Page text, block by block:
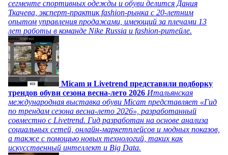
сегменте спортивных одежды и обуви делится Дания
Ткачева, эксперт-практик fashion-рынка с 20-летним
опытом управления продажами, имеющий за плечами 13
лет работы в команде Nike Russia и fashion-ритейле.
Micam и Livetrend представили подборку
трендов обуви сезона весна-лето 2026 Итальянская
международная выставка обуви Micam представляет «Гид
по трендам сезона весна-лето 2026», разработанный
совместно с Livetrend. Гид разработан на основе анализа
социальных сетей, онлайн-маркетплейсов и модных показов,
а также с помощью новых технологий, таких как
искусственный интеллект и Big Data.